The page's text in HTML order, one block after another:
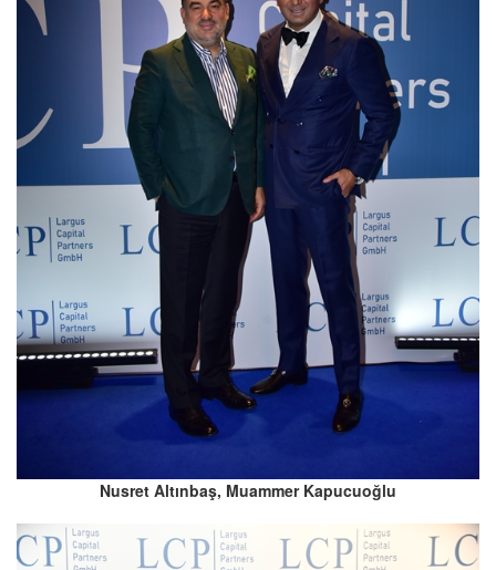
Nusret Altınbaş, Muammer Kapucuoğlu